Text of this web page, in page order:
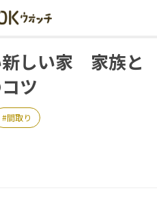
しい家 家族と
ツ
間取り